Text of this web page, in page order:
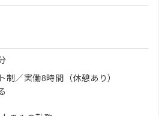
／実働8時間（休憩あり）